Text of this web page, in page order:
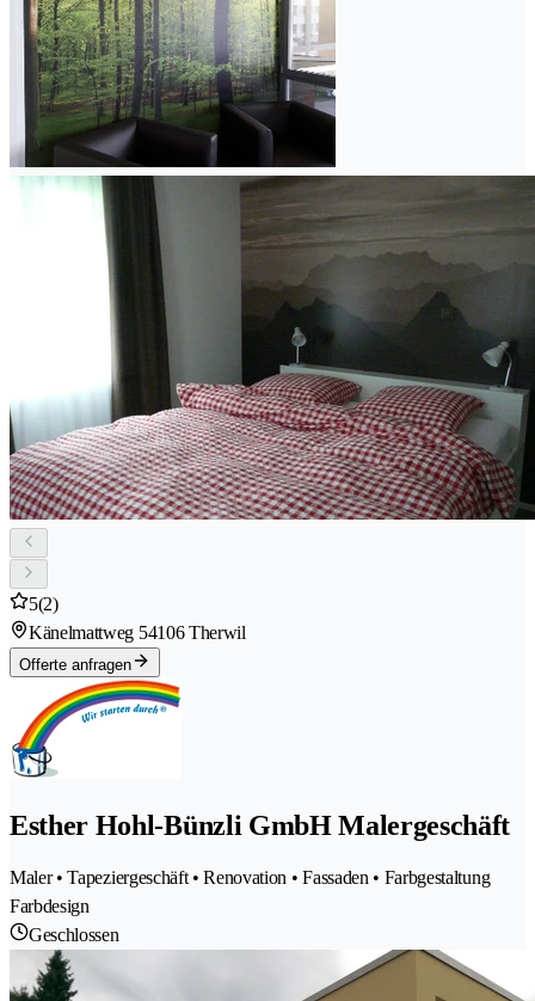
5(2)
Känelmattweg 54106 Therwil
Offerte anfragen
Esther Hohl-Bünzli GmbH Malergeschäft
Maler • Tapeziergeschäft • Renovation • Fassaden • Farbgestaltung
Farbdesign
Geschlossen